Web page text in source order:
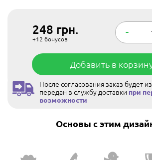
248 грн.
+12 бонусов
-
Добавить в
После согласования заказ будет
передан в службу доставки при
возможности
Основы с этим